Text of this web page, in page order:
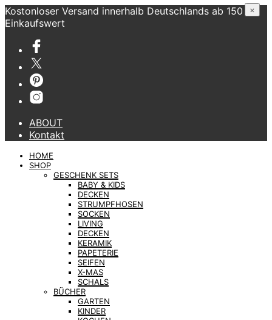
Kostonloser Versand innerhalb Deutschlands ab 150 €
Einkaufswert
ABOUT
Kontakt
HOME
SHOP
GESCHENK SETS
BABY & KIDS
DECKEN
STRUMPFHOSEN
SOCKEN
LIVING
DECKEN
KERAMIK
PAPETERIE
SEIFEN
X-MAS
SCHALS
BÜCHER
GARTEN
KINDER
×